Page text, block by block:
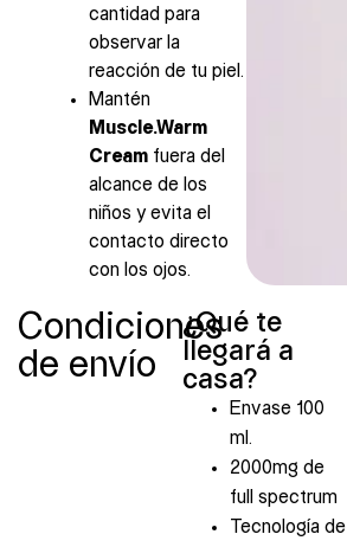
cantidad para
observar la
reacción de tu piel.
Mantén
Muscle.Warm
Cream fuera del
alcance de los
niños y evita el
contacto directo
con los ojos.
Condiciones
de envío
¿Qué te
llegará a
casa?
Envase 100
ml.
2000mg de
full spectrum
Tecnología de